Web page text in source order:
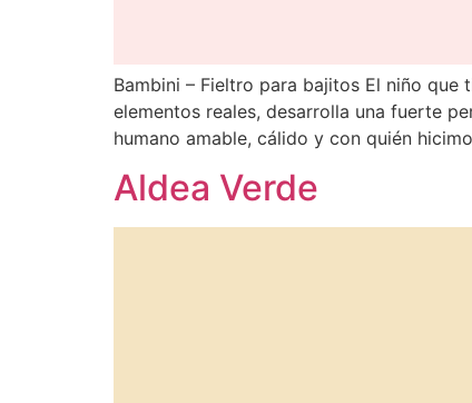
Bambini – Fieltro para bajitos El niño
elementos reales, desarrolla una fuerte
humano amable, cálido y con quién
Aldea Verde